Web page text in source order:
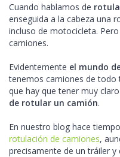
Cuando hablamos de
enseguida a la cabeza una
incluso de motocicleta.
camiones.
Evidentemente el mundo
tenemos camiones de todo
que hay que tener muy
de rotular un camión.
En nuestro blog hace
rotulación de camiones,
precisamente de un tráiler